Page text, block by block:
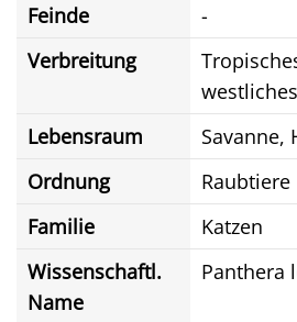
Feinde
-
Verbreitung
Lebensraum
Savanne,
Ordnung
Raubtiere
Familie
Katzen
Wissenschaftl.
Name
Panthera